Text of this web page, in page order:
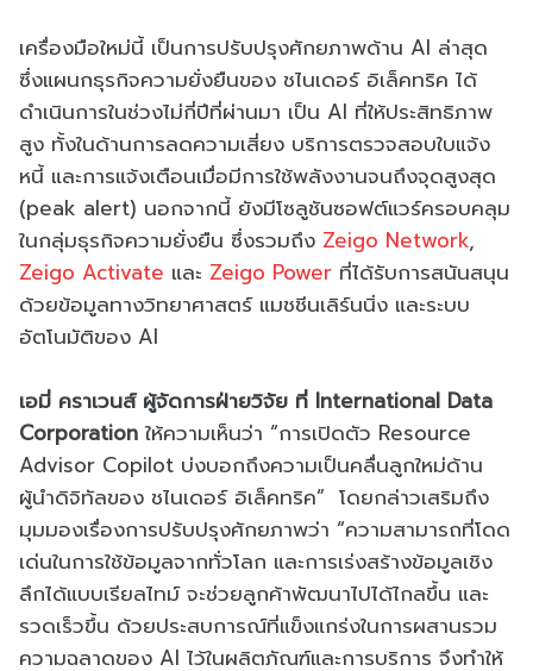
เครื่องมือใหม่นี้ เป็นการปรับปรุงศักยภาพด้าน AI ล่าสุด
ซึ่งแผนกธุรกิจความยั่งยืนของ ชไนเดอร์ อิเล็คทริค ได้
ดำเนินการในช่วงไม่กี่ปีที่ผ่านมา เป็น AI ที่ให้ประสิทธิภาพ
สูง ทั้งในด้านการลดความเสี่ยง บริการตรวจสอบใบแจ้ง
หนี้ และการแจ้งเตือนเมื่อมีการใช้พลังงานจนถึงจุดสูงสุด
(peak alert) นอกจากนี้ ยังมีโซลูชันซอฟต์แวร์ครอบคลุม
ในกลุ่มธุรกิจความยั่งยืน ซึ่งรวมถึง Zeigo Network,
Zeigo Activate และ Zeigo Power ที่ได้รับการสนันสนุน
ด้วยข้อมูลทางวิทยาศาสตร์ แมชชีนเลิร์นนิ่ง และระบบ
อัตโนมัติของ AI
เอมี่ คราเวนส์ ผู้จัดการฝ่ายวิจัย ที่ International Data
Corporationให้ความเห็นว่า “การเปิดตัว Resource
Advisor Copilot บ่งบอกถึงความเป็นคลื่นลูกใหม่ด้าน
ผู้นำดิจิทัลของ ชไนเดอร์ อิเล็คทริค” โดยกล่าวเสริมถึง
มุมมองเรื่องการปรับปรุงศักยภาพว่า “ความสามารถที่โดด
เด่นในการใช้ข้อมูลจากทั่วโลก และการเร่งสร้างข้อมูลเชิง
ลึกได้แบบเรียลไทม์ จะช่วยลูกค้าพัฒนาไปได้ไกลขึ้น และ
รวดเร็วขึ้น ด้วยประสบการณ์ที่แข็งแกร่งในการผสานรวม
ความฉลาดของ AI ไว้ในผลิตภัณฑ์และการบริการ จึงทำให้